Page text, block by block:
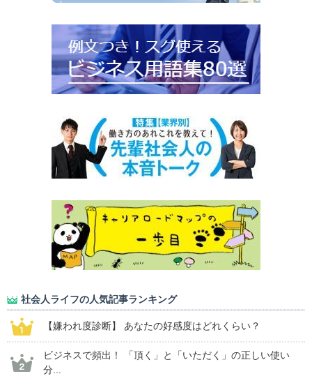
社会人ライフの人気記事ランキング
【嫌われ度診断】 あなたの好感度はどれくらい？
ビジネスで頻出！ 「頂く」と「いただく」の正しい使い
分...